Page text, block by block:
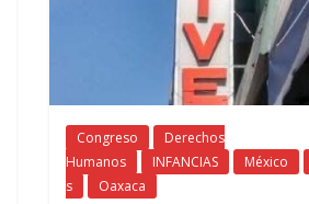
Congreso
Derechos
Humanos
INFANCIAS México
s
Oaxaca